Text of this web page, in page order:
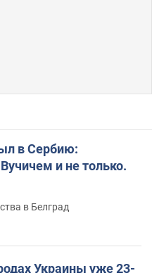
в Сербию:
и не только.
в Белград
Украины уже 23-